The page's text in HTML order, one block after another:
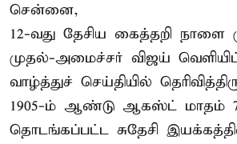
சென்னை,
12-வது தேசிய கைத்தறி நாளை
முதல்-அமைச்சர் விஜய்
வாழ்த்துச் செய்தியில்
1905-ம் ஆண்டு ஆகஸ்ட் மாதம்
தொடங்கப்பட்ட சுதேசி